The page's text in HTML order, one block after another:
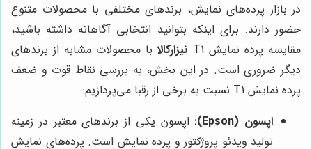
در بازار پرده‌های نمایش، برندهای مختلفی با محصولات متنوع
حضور دارند. برای اینکه بتوانید انتخابی آگاهانه داشته باشید،
مقایسه پرده نمایش T1
نیزارکالابا محصولات مشابه از برندهای
دیگر ضروری است. در این بخش، به بررسی نقاط قوت و ضعف
پرده نمایش T1 نسبت به برخی از رقبا می‌پردازیم:
اپسون (Epson):
اپسون یکی از برندهای معتبر در زمینه
تولید ویدئو پروژکتور و پرده نمایش است. پرده‌های نمایش